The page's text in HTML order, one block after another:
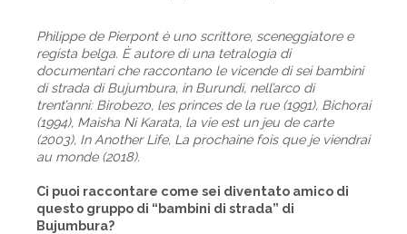
Philippe de Pierpont è uno scrittore, sceneggiatore e
regista belga. È autore di una tetralogia di
documentari che raccontano le vicende di sei bambini
di strada di Bujumbura, in Burundi, nell’arco di
trent’anni: Birobezo, les princes de la rue (1991), Bichorai
(1994), Maisha Ni Karata, la vie est un jeu de carte
(2003), In Another Life, La prochaine fois que je viendrai
au monde (2018).
Ci puoi raccontare come sei diventato amico di
questo gruppo di “bambini di strada” di
Bujumbura?